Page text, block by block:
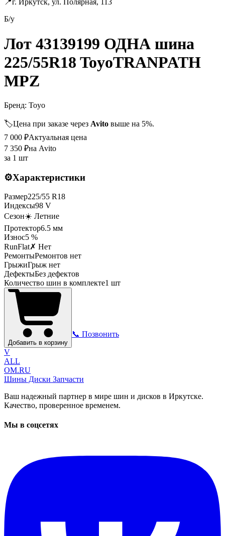
📍г. Иркутск, ул. Полярная, 113
Б/у
Лот 43139199 ОДНА шина
225/55R18 ToyoTRANPATH
MPZ
Бренд: Toyo
🏷️Цена при заказе через Avito выше на 5%.
7 000 ₽Актуальная цена
7 350 ₽на Avito
за 1 шт
⚙️Характеристики
Размер225/55 R18
Индексы98 V
Сезон☀️ Летние
Протектор6.5 мм
Износ5 %
RunFlat✗ Нет
РемонтыРемонтов нет
ГрыжиГрыж нет
ДефектыБез дефектов
Количество шин в комплекте1 шт
Добавить в корзину
📞 Позвонить
V
ALL
OM.RU
Шины Диски Запчасти
Ваш надежный партнер в мире шин и дисков в Иркутске.
Качество, проверенное временем.
Мы в соцсетях